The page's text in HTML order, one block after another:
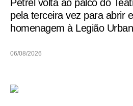
Petrel volta ao palco do
pela terceira vez para abrir
homenagem à Legião
06/08/2026